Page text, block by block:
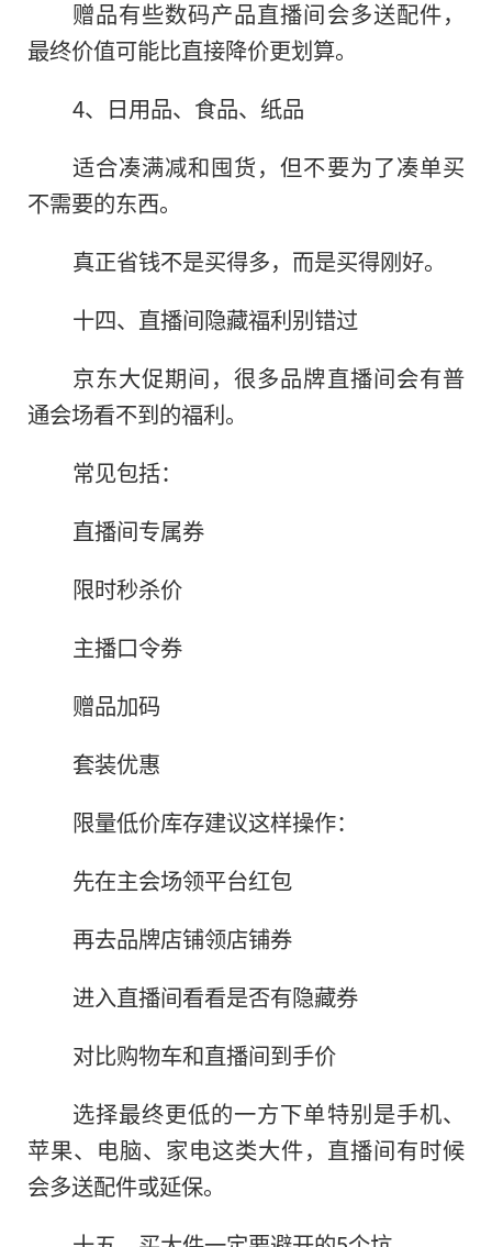
赠品有些数码产品直播间会多送配件，
最终价值可能比直接降价更划算。
4、日用品、食品、纸品
适合凑满减和囤货，但不要为了凑单买
不需要的东西。
真正省钱不是买得多，而是买得刚好。
十四、直播间隐藏福利别错过
京东大促期间，很多品牌直播间会有普
通会场看不到的福利。
常见包括：
直播间专属券
限时秒杀价
主播口令券
赠品加码
套装优惠
限量低价库存建议这样操作：
先在主会场领平台红包
再去品牌店铺领店铺券
进入直播间看看是否有隐藏券
对比购物车和直播间到手价
选择最终更低的一方下单特别是手机、
苹果、电脑、家电这类大件，直播间有时候
会多送配件或延保。